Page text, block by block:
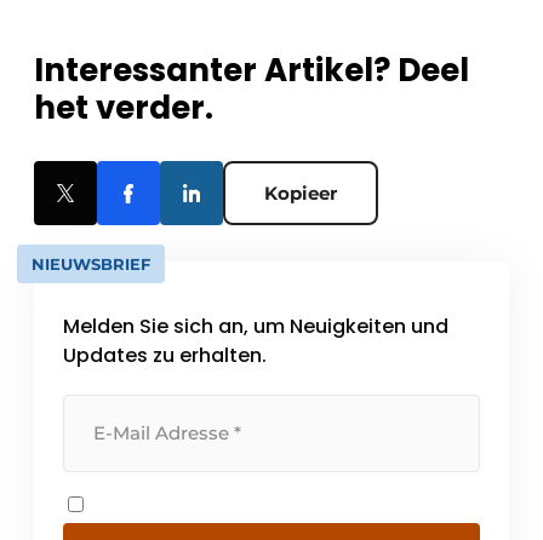
Interessanter Artikel? Deel
het verder.
Kopieer
NIEUWSBRIEF
Melden Sie sich an, um Neuigkeiten und
Updates zu erhalten.